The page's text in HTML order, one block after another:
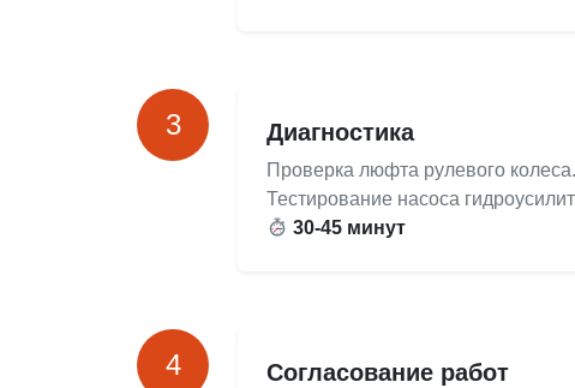
3 Диагностика
Проверка люфта рулевого
Тестирование насоса
30-45 минут
4 Согласование работ